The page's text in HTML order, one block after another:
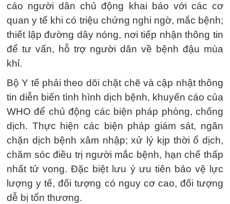
cáo người dân chủ động khai báo với các cơ
quan y tế khi có triệu chứng nghi ngờ, mắc bệnh;
thiết lập đường dây nóng, nơi tiếp nhận thông tin
để tư vấn, hỗ trợ người dân về bệnh đậu mùa
khỉ.
Bộ Y tế phải theo dõi chặt chẽ và cập nhật thông
tin diễn biến tình hình dịch bệnh, khuyến cáo của
WHO để chủ động các biện pháp phòng, chống
dịch. Thực hiện các biện pháp giám sát, ngăn
chặn dịch bệnh xâm nhập; xử lý kịp thời ổ dịch,
chăm sóc điều trị người mắc bệnh, hạn chế thấp
nhất tử vong. Đặc biệt lưu ý ưu tiên bảo vệ lực
lượng y tế, đối tượng có nguy cơ cao, đối tượng
dễ bị tổn thương.